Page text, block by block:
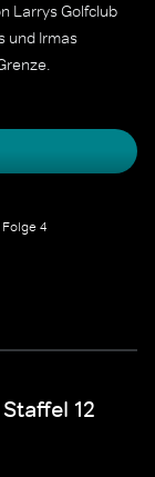
Larrys Golfclub
und Irmas
Folge 4
12